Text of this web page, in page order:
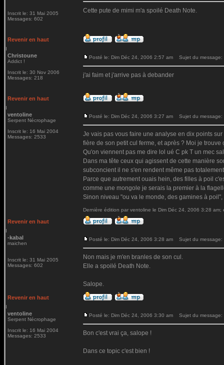
Inscrit le: 31 Mai 2005
Messages: 602
Cette pute de mimi m'a spoilé Death Note.
Revenir en haut
Christoune
Addict !
Inscrit le: 30 Nov 2006
Messages: 218
Posté le: Dim Déc 24, 2006 2:57 am Sujet du message:
j'ai faim et j'arrive pas à debander
Revenir en haut
ventoline
Serpent Nécrophage
Inscrit le: 16 Mai 2004
Messages: 2533
Posté le: Dim Déc 24, 2006 3:27 am Sujet du message:
Je vais pas vous faire une analyse en dix points
fière de son petit cul ferme, et après ? Moi je trouve
Qu'on viennent pas me dire lol ué C pk T un mec
Dans ma tête ceux qui agissent de cette manière
subconcient il ne s'en rendent même pas
Parce que autrement ouais hein, des filles à poil
comme une mongole je serais la premier à la
Sinon niveau "ou va le monde, des gamines à
Dernière édition par ventoline le Dim Déc 24, 2006 3:28 am;
Revenir en haut
-kabal
maichen
Inscrit le: 31 Mai 2005
Messages: 602
Posté le: Dim Déc 24, 2006 3:28 am Sujet du message:
Non mais je m'en branles de son cul.
Elle a spoilé Death Note.
Salope.
Revenir en haut
ventoline
Serpent Nécrophage
Inscrit le: 16 Mai 2004
Messages: 2533
Posté le: Dim Déc 24, 2006 3:30 am Sujet du message:
Bon c'est vrai ça, salope !
Dans ce topic c'est bien !